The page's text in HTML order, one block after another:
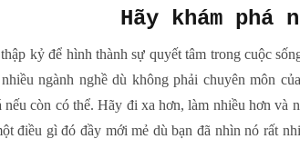
Hãy khám phá
kỷ để hình thành sự quyết tâm trong cuộc
ngành nghề dù không phải chuyên môn
còn có thể. Hãy đi xa hơn, làm nhiều hơn
điều gì đó đầy mới mẻ dù bạn đã nhìn nó rất